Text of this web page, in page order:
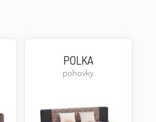
POLKA
pohovky